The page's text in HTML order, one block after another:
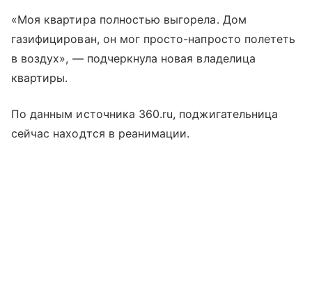
«Моя квартира полностью выгорела. Дом
газифицирован, он мог просто-напросто полететь
в воздух», — подчеркнула новая владелица
квартиры.
По данным источника 360.ru, поджигательница
сейчас находтся в реанимации.